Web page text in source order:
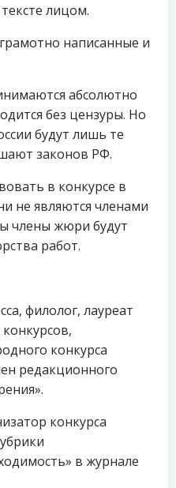
лицом.
написанные и
абсолютно
без цензуры. Но
будут лишь те
законов РФ.
в конкурсе в
не являются членами
члены жюри будут
работ.
филолог, лауреат
конкурса
редакционного
конкурса
в журнале